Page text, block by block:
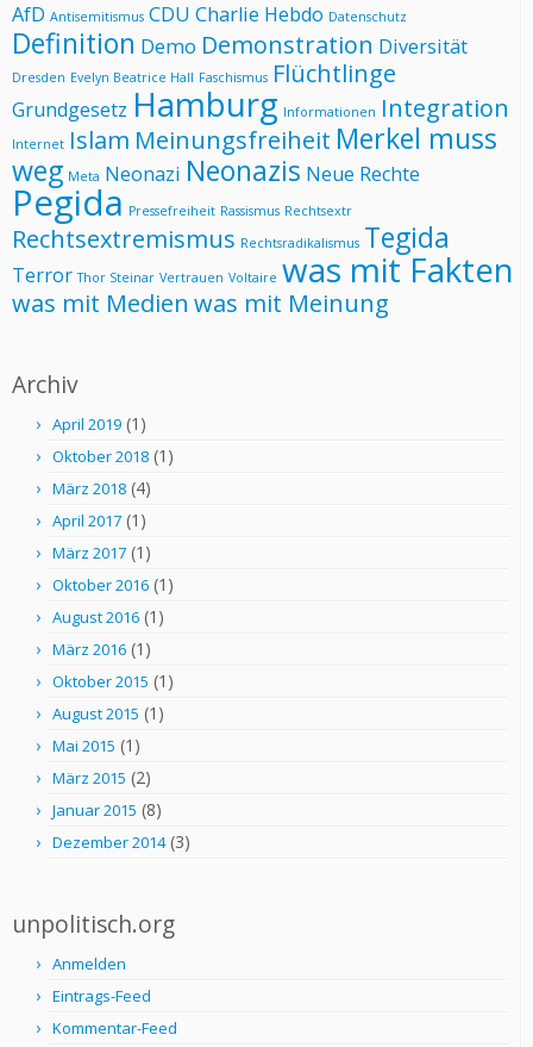
AfD Antisemitismus CDU Charlie Hebdo Datenschutz
Definition Demo Demonstration Diversität
Dresden Evelyn Beatrice Hall Faschismus Flüchtlinge
Grundgesetz Hamburg Informationen Integration
Internet Islam Meinungsfreiheit Merkel muss
weg Meta Neonazi Neonazis Neue Rechte
Pegida Pressefreiheit Rassismus Rechtsextr
Rechtsextremismus Rechtsradikalismus Tegida
Terror Thor Steinar Vertrauen Voltaire was mit Fakten
was mit Medien was mit Meinung
Archiv
April 2019 (1)
Oktober 2018 (1)
März 2018 (4)
April 2017 (1)
März 2017 (1)
Oktober 2016 (1)
August 2016 (1)
März 2016 (1)
Oktober 2015 (1)
August 2015 (1)
Mai 2015 (1)
März 2015 (2)
Januar 2015 (8)
Dezember 2014(3)
unpolitisch.org
Anmelden
Eintrags-Feed
Kommentar-Feed